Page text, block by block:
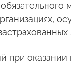
при